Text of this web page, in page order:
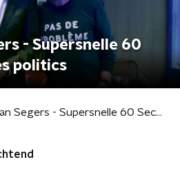
- Supersnelle 60
politics
Gert-Jan Segers - Supersnelle 60 Seconden goes politics